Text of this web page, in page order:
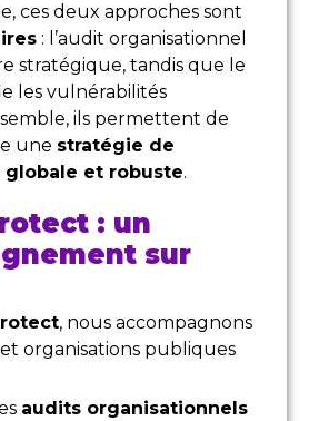
ces deux approches sont
: l’audit organisationnel
stratégique, tandis que le
les vulnérabilités
ils permettent de
une stratégie de
et robuste.
: un
sur
, nous accompagnons
organisations publiques
audits organisationnels